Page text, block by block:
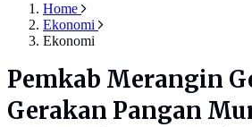
Home
Ekonomi
Ekonomi
Pemkab Merangin
Gerakan Pangan